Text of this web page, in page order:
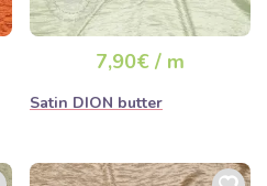
7,90€ / m
Satin DION butter